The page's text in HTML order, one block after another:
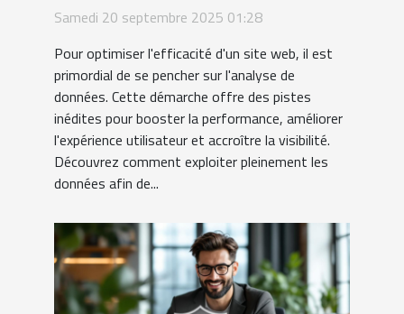
de votre site grâce à
Samedi 20 septembre 2025 01:28
Pour optimiser l'efficacité d'un site web, il est
primordial de se pencher sur l'analyse de
données. Cette démarche offre des pistes
inédites pour booster la performance, améliorer
l'expérience utilisateur et accroître la visibilité.
Découvrez comment exploiter pleinement les
données afin de...